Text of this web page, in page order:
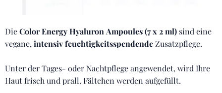
DieColor Energy Hyaluron Ampoules (7 x 2 ml) sind eine
vegane, intensiv feuchtigkeitsspendende Zusatzpflege.
Unter der Tages- oder Nachtpflege angewendet, wird Ihre
Haut frisch und prall. Fältchen werden aufgefüllt.